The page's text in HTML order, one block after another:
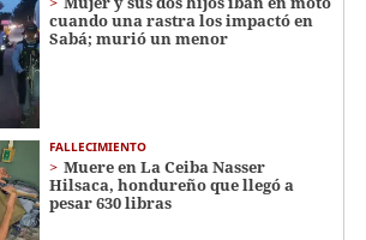
cuando una rastra los impactó en
Sabá; murió un menor
FALLECIMIENTO
Muere en La Ceiba Nasser
Hilsaca, hondureño que llegó a
pesar 630 libras